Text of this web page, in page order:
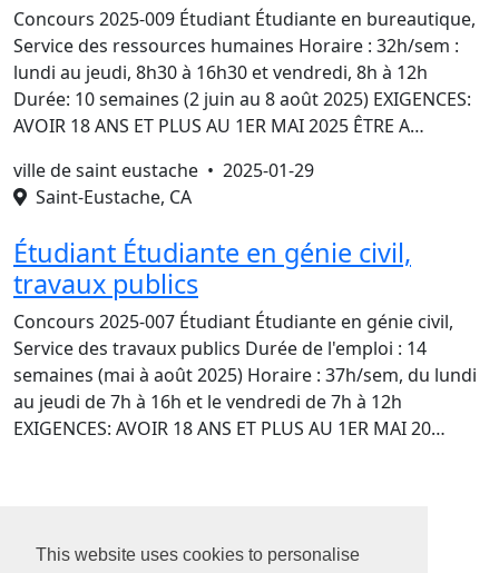
This website uses cookies to personalise
Concours 2025-009 Étudiant Étudiante en bureautique,
Service des ressources humaines Horaire : 32h/sem :
lundi au jeudi, 8h30 à 16h30 et vendredi, 8h à 12h
Durée: 10 semaines (2 juin au 8 août 2025) EXIGENCES:
AVOIR 18 ANS ET PLUS AU 1ER MAI 2025 ÊTRE A…
ville de saint eustache • 2025-01-29
Saint-Eustache, CA
Étudiant Étudiante en génie civil,
travaux publics
Concours 2025-007 Étudiant Étudiante en génie civil,
Service des travaux publics Durée de l'emploi : 14
semaines (mai à août 2025) Horaire : 37h/sem, du lundi
au jeudi de 7h à 16h et le vendredi de 7h à 12h
EXIGENCES: AVOIR 18 ANS ET PLUS AU 1ER MAI 20…
2